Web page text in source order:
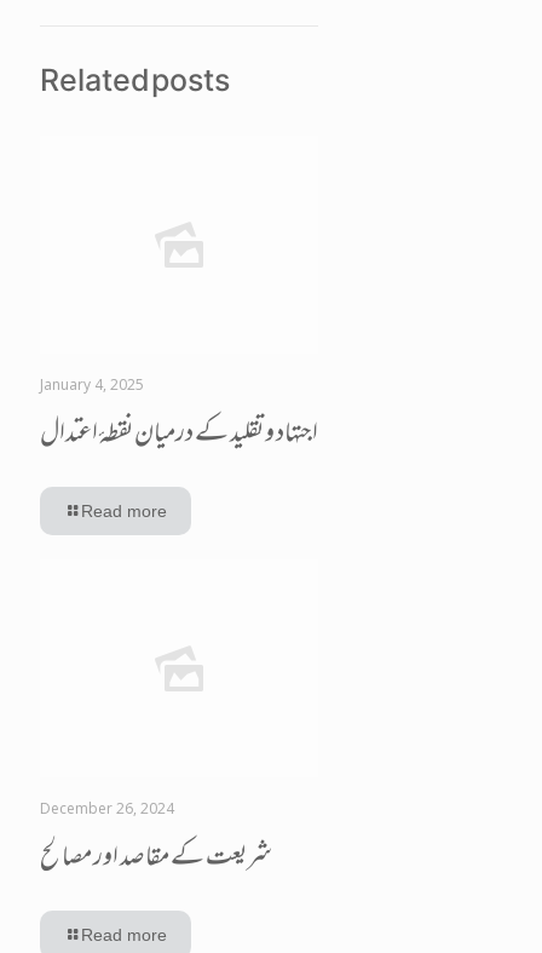
Related posts
January 4, 2025
اجتہاد و تقلید کے درمیان نقطۂ اعتدال
Read more
December 26, 2024
شریعت کے مقاصد اور مصالح
Read more